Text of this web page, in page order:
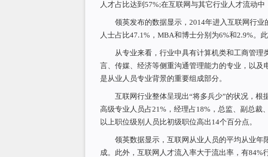
人才占比达到57%;在互联网与其它行业人才流动中
领英发布的数据显示，2014年进入互联网行业
人士占比47.1%，MBA和博士分别为6%和2.9%。
从专业来看，行业中具有计算机类和工商管理
言、传媒、经济等侧重沟通管理能力的专业，以
是从业人员专业背景的重要组成部分。
互联网行业整体呈现出“将多兵少”的状况，根
高级专业人员占21%，经理占18%，总监、副总裁
以上职位级别人员比初级职位高出14个百分点。
领英数据显示，互联网从业人员的平均从业年
成。此外，互联网人才流入率大于流出率，有